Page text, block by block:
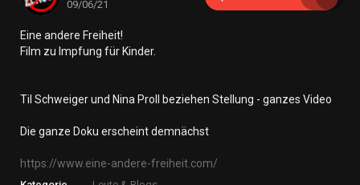
09/06/21
⁣Eine andere Freiheit!
⁣Film zu Impfung für Kinder.
Til Schweiger und Nina Proll beziehen Stellung - ganzes Video
Die ganze Doku erscheint demnächst
https://www.eine-andere-freiheit.com/